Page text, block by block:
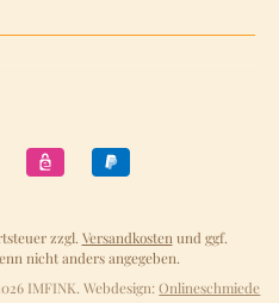
zzgl. Versandkosten und ggf.
nicht anders angegeben.
IMFINK. Webdesign:Onlineschmiede